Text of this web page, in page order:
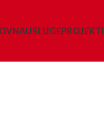
USLUGEPROJEKTI